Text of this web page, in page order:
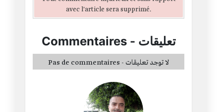
avec l'article sera supprimé.
Commentaires- تعليقات
Pas de commentaires - لا توجد تعليقات